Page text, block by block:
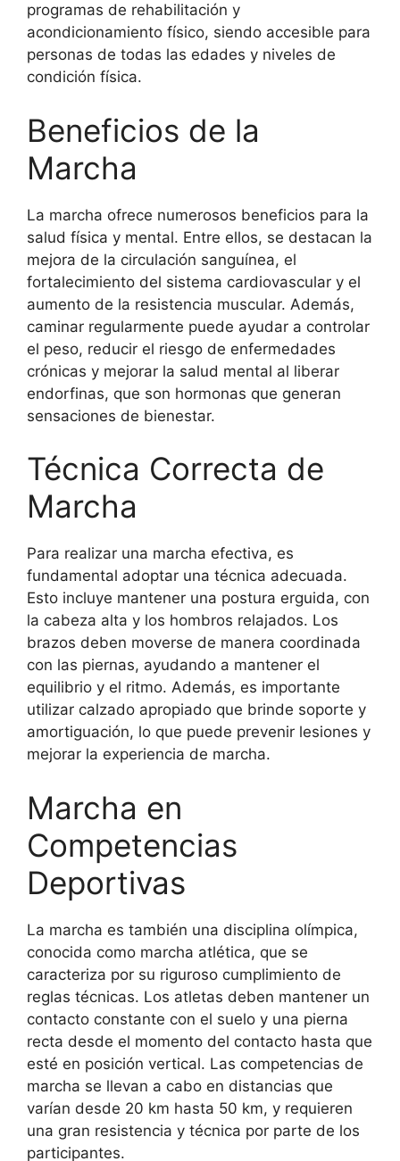
programas de rehabilitación y
acondicionamiento físico, siendo accesible para
personas de todas las edades y niveles de
condición física.
Beneficios de la
Marcha
La marcha ofrece numerosos beneficios para la
salud física y mental. Entre ellos, se destacan la
mejora de la circulación sanguínea, el
fortalecimiento del sistema cardiovascular y el
aumento de la resistencia muscular. Además,
caminar regularmente puede ayudar a controlar
el peso, reducir el riesgo de enfermedades
crónicas y mejorar la salud mental al liberar
endorfinas, que son hormonas que generan
sensaciones de bienestar.
Técnica Correcta de
Marcha
Para realizar una marcha efectiva, es
fundamental adoptar una técnica adecuada.
Esto incluye mantener una postura erguida, con
la cabeza alta y los hombros relajados. Los
brazos deben moverse de manera coordinada
con las piernas, ayudando a mantener el
equilibrio y el ritmo. Además, es importante
utilizar calzado apropiado que brinde soporte y
amortiguación, lo que puede prevenir lesiones y
mejorar la experiencia de marcha.
Marcha en
Competencias
Deportivas
La marcha es también una disciplina olímpica,
conocida como marcha atlética, que se
caracteriza por su riguroso cumplimiento de
reglas técnicas. Los atletas deben mantener un
contacto constante con el suelo y una pierna
recta desde el momento del contacto hasta que
esté en posición vertical. Las competencias de
marcha se llevan a cabo en distancias que
varían desde 20 km hasta 50 km, y requieren
una gran resistencia y técnica por parte de los
participantes.